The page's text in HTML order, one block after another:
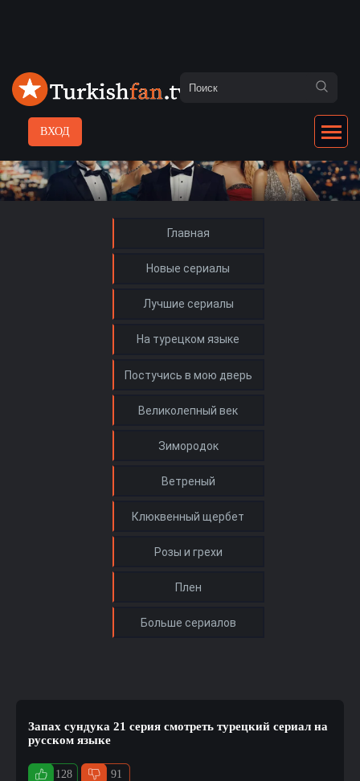
ВХОД
Главная
Новые сериалы
Лучшие сериалы
На турецком языке
Запах сундука 21 серия смотреть турецкий сериал на
русском языке
128 91